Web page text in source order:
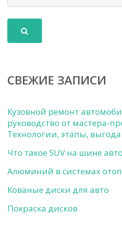
СВЕЖИЕ ЗАПИСИ
Кузовной ремонт
руководство от мастера-
Технологии, этапы, выгода
Что такое SUV на шине
Алюминий в системах
Кованые диски для авто
Покраска дисков